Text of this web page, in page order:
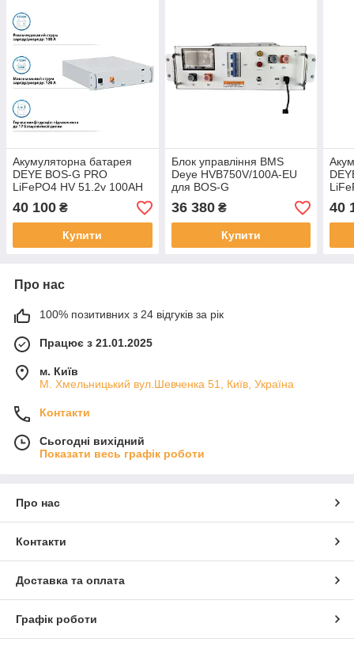
Акумуляторна батарея
DEYE BOS-G PRO
LiFePO4 HV 51.2v 100AH
5.12kwh no BMS (BOS-
GPRO)
40 100 ₴
Купити
Блок управління BMS
Deye HVB750V/100A-EU
для BOS-G
36 380₴
Купити
40
Про нас
100% позитивних з 24 відгуків за рік
Працює з 21.01.2025
м. Київ
М. Хмельницький вул.Шевченка 51, Київ, Україна
Контакти
Сьогодні вихідний
Показати весь графік роботи
Про нас
Контакти
Доставка та оплата
Графік роботи